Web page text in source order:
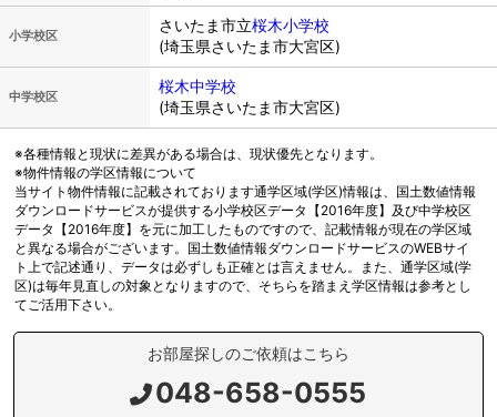
小学校区
さいたま市立桜木小学校
(埼玉県さいたま市大宮区)
中学校区
桜木中学校
(埼玉県さいたま市大宮区)
※各種情報と現状に差異がある場合は、現状優先となります。
※物件情報の学区情報について
当サイト物件情報に記載されております通学区域(学区)情報は、国土数値情報
ダウンロードサービスが提供する小学校区データ【2016年度】及び中学校区
データ【2016年度】を元に加工したものですので、記載情報が現在の学区域
と異なる場合がございます。国土数値情報ダウンロードサービスのWEBサイ
ト上で記述通り、データは必ずしも正確とは言えません。また、通学区域(学
区)は毎年見直しの対象となりますので、そちらを踏まえ学区情報は参考とし
てご活用下さい。
お部屋探しのご依頼はこちら
048-658-0555